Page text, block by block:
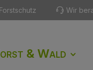
Wir
& Wald